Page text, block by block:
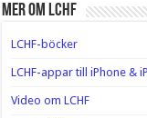
Mer om LCHF
LCHF-böcker
LCHF-appar till iPhone &
Video om LCHF